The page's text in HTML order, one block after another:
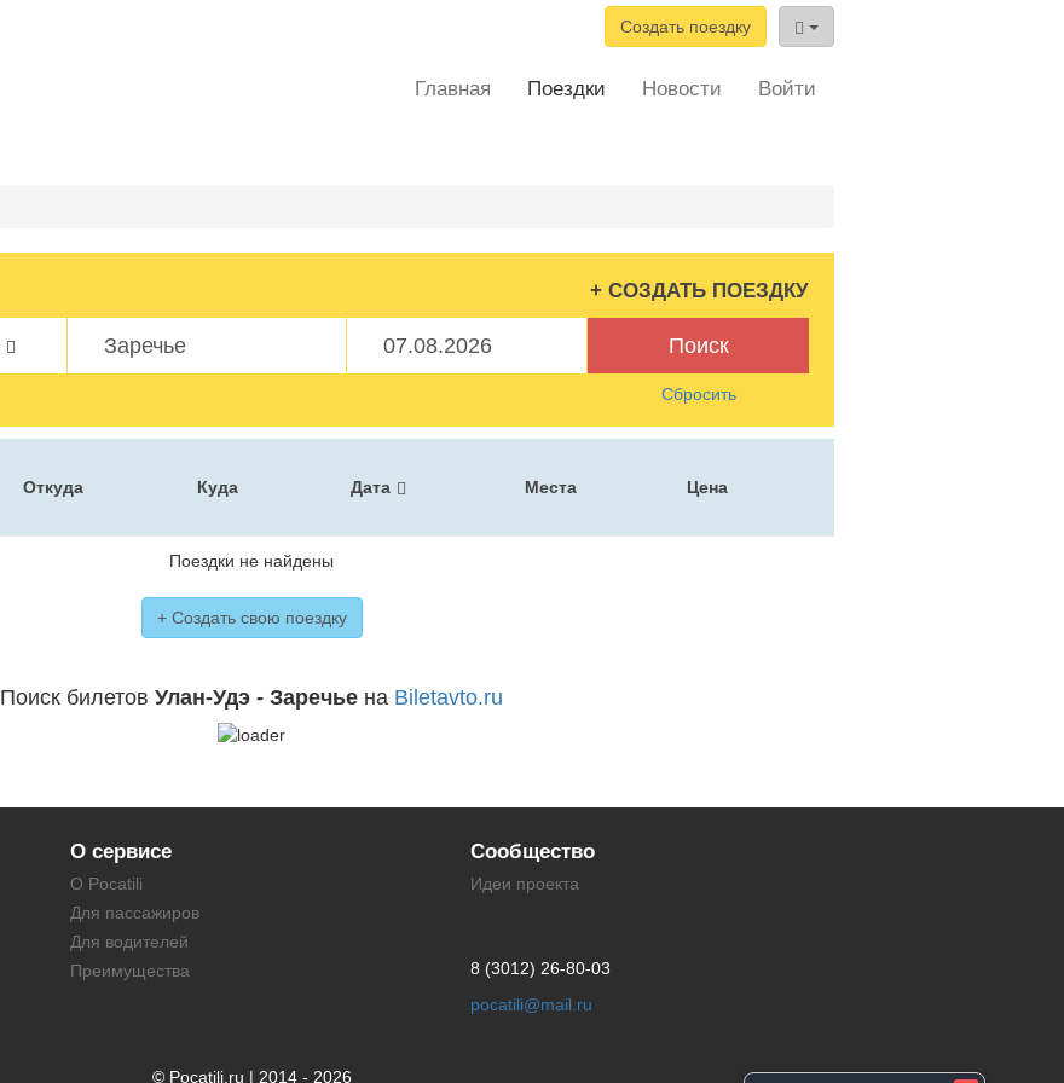
Создать поездку
Главная Поездки Новости Войти
+ СОЗДАТЬ ПОЕЗДКУ
Поиск
Сбросить
Откуда Куда Дата Места Цена
Поездки не найдены
+ Создать свою поездку
Поиск билетов Улан-Удэ - Заречье на Biletavto.ru
О сервисе
О Pocatili
Для пассажиров
Для водителей
Преимущества
Сообщество
Идеи проекта
8 (3012) 26-80-03
pocatili@mail.ru
© Pocatili.ru | 2014 - 2026